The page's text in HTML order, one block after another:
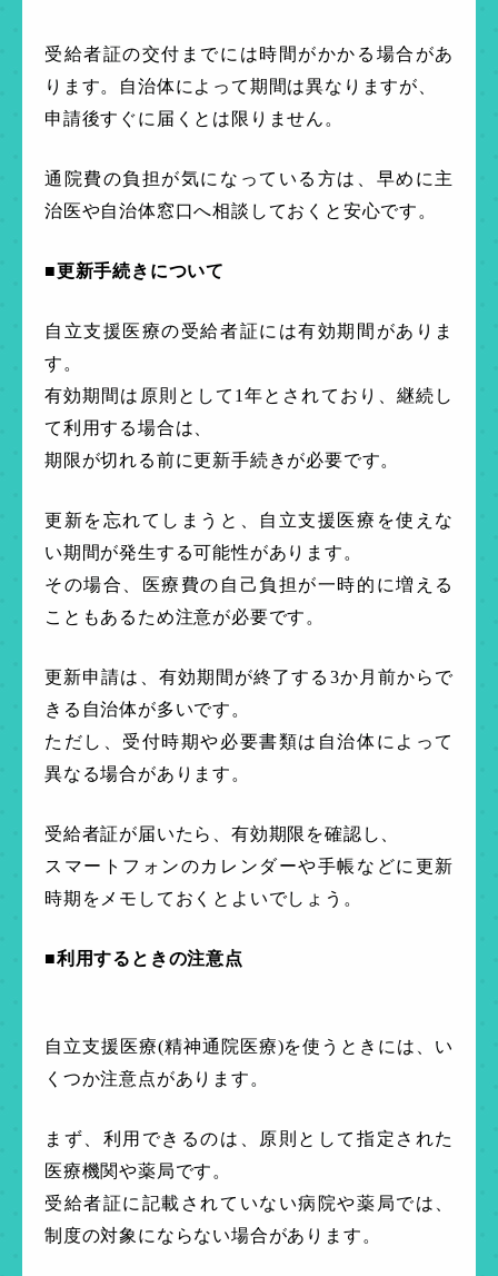
受給者証の交付までには時間がかかる場合があ
ります。自治体によって期間は異なりますが、
申請後すぐに届くとは限りません。
通院費の負担が気になっている方は、早めに主
治医や自治体窓口へ相談しておくと安心です。
■更新手続きについて
自立支援医療の受給者証には有効期間がありま
す。
有効期間は原則として1年とされており、継続し
て利用する場合は、
期限が切れる前に更新手続きが必要です。
更新を忘れてしまうと、自立支援医療を使えな
い期間が発生する可能性があります。
その場合、医療費の自己負担が一時的に増える
こともあるため注意が必要です。
更新申請は、有効期間が終了する3か月前からで
きる自治体が多いです。
ただし、受付時期や必要書類は自治体によって
異なる場合があります。
受給者証が届いたら、有効期限を確認し、
スマートフォンのカレンダーや手帳などに更新
時期をメモしておくとよいでしょう。
■利用するときの注意点
自立支援医療(精神通院医療)を使うときには、い
くつか注意点があります。
まず、利用できるのは、原則として指定された
医療機関や薬局です。
受給者証に記載されていない病院や薬局では、
制度の対象にならない場合があります。